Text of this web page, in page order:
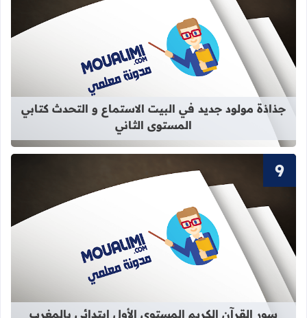
قراءة المزيد عن جذاذة مولود جديد
جذاذة مولود جديد في البيت الاستماع و التحدث كتابي
المستوى الثاني
قراءة المزيد عن سور القرآن الكريم
سور القرآن الكريم المستوى الأول ابتدائي بالمغرب